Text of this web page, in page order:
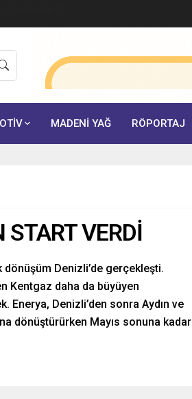
MADENİ YAĞ RÖPORTAJ
START VERDİ
Denizli’de gerçekleşti.
Kentgaz daha da büyüyen
Enerya, Denizli’den sonra Aydın ve
dönüştürürken Mayıs sonuna kadar